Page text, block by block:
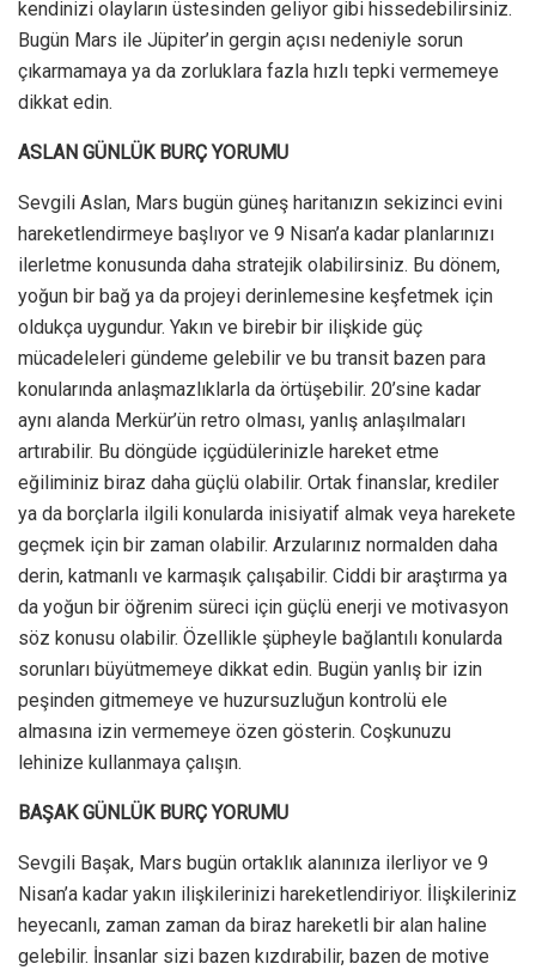
kendinizi olayların üstesinden geliyor gibi hissedebilirsiniz.
Bugün Mars ile Jüpiter’in gergin açısı nedeniyle sorun
çıkarmamaya ya da zorluklara fazla hızlı tepki vermemeye
dikkat edin.
ASLAN GÜNLÜK BURÇ YORUMU
Sevgili Aslan, Mars bugün güneş haritanızın sekizinci evini
hareketlendirmeye başlıyor ve 9 Nisan’a kadar planlarınızı
ilerletme konusunda daha stratejik olabilirsiniz. Bu dönem,
yoğun bir bağ ya da projeyi derinlemesine keşfetmek için
oldukça uygundur. Yakın ve birebir bir ilişkide güç
mücadeleleri gündeme gelebilir ve bu transit bazen para
konularında anlaşmazlıklarla da örtüşebilir. 20’sine kadar
aynı alanda Merkür’ün retro olması, yanlış anlaşılmaları
artırabilir. Bu döngüde içgüdülerinizle hareket etme
eğiliminiz biraz daha güçlü olabilir. Ortak finanslar, krediler
ya da borçlarla ilgili konularda inisiyatif almak veya harekete
geçmek için bir zaman olabilir. Arzularınız normalden daha
derin, katmanlı ve karmaşık çalışabilir. Ciddi bir araştırma ya
da yoğun bir öğrenim süreci için güçlü enerji ve motivasyon
söz konusu olabilir. Özellikle şüpheyle bağlantılı konularda
sorunları büyütmemeye dikkat edin. Bugün yanlış bir izin
peşinden gitmemeye ve huzursuzluğun kontrolü ele
almasına izin vermemeye özen gösterin. Coşkunuzu
lehinize kullanmaya çalışın.
BAŞAK GÜNLÜK BURÇ YORUMU
Sevgili Başak, Mars bugün ortaklık alanınıza ilerliyor ve 9
Nisan’a kadar yakın ilişkilerinizi hareketlendiriyor. İlişkileriniz
heyecanlı, zaman zaman da biraz hareketli bir alan haline
gelebilir. İnsanlar sizi bazen kızdırabilir, bazen de motive